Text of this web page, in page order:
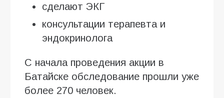
сделают ЭКГ
консультации терапевта и
эндокринолога
С начала проведения акции в
Батайске обследование прошли уже
более 270 человек.